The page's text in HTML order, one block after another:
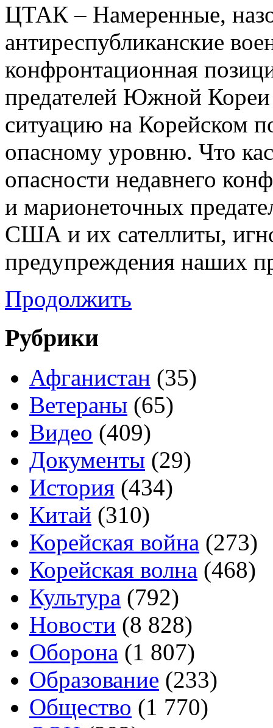
ЦТАК – Намеренные,
антиреспубликанские
конфронтационная
предателей Южной
ситуацию на Корейском
опасному уровню. Что
опасности недавнего
и марионеточных
США и их сателлиты,
предупреждения наших
Продолжить
Рубрики
Афганистан (35)
Ветераны (65)
Видео (409)
Документы (29)
История (434)
Китай (310)
Корейская война (273)
Корейская волна (468)
Культура (792)
Новости (8 828)
Оборона (1 807)
Образование (233)
Общество (1 770)